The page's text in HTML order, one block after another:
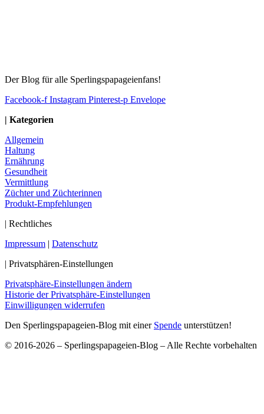
Der Blog für alle Sperlingspapageienfans!
Facebook-f Instagram Pinterest-p Envelope
| Kategorien
Allgemein
Haltung
Ernährung
Gesundheit
Vermittlung
Züchter und Züchterinnen
Produkt-Empfehlungen
| Rechtliches
Impressum | Datenschutz
| Privatsphären-Einstellungen
Privatsphäre-Einstellungen ändern
Historie der Privatsphäre-Einstellungen
Einwilligungen widerrufen
Den Sperlingspapageien-Blog mit einer Spende unterstützen!
© 2016-2026 – Sperlingspapageien-Blog – Alle Rechte vorbehalten